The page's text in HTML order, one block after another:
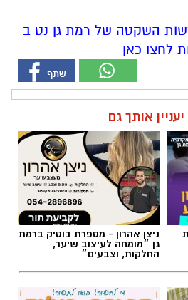
השקטה של רמת גן נט ב-
יעניין אותך גם
ניצן אהרון - מספרת בוטיק ברמת
גן ״מומחה לעיצוב שיער,
החלקות, וצבעים״